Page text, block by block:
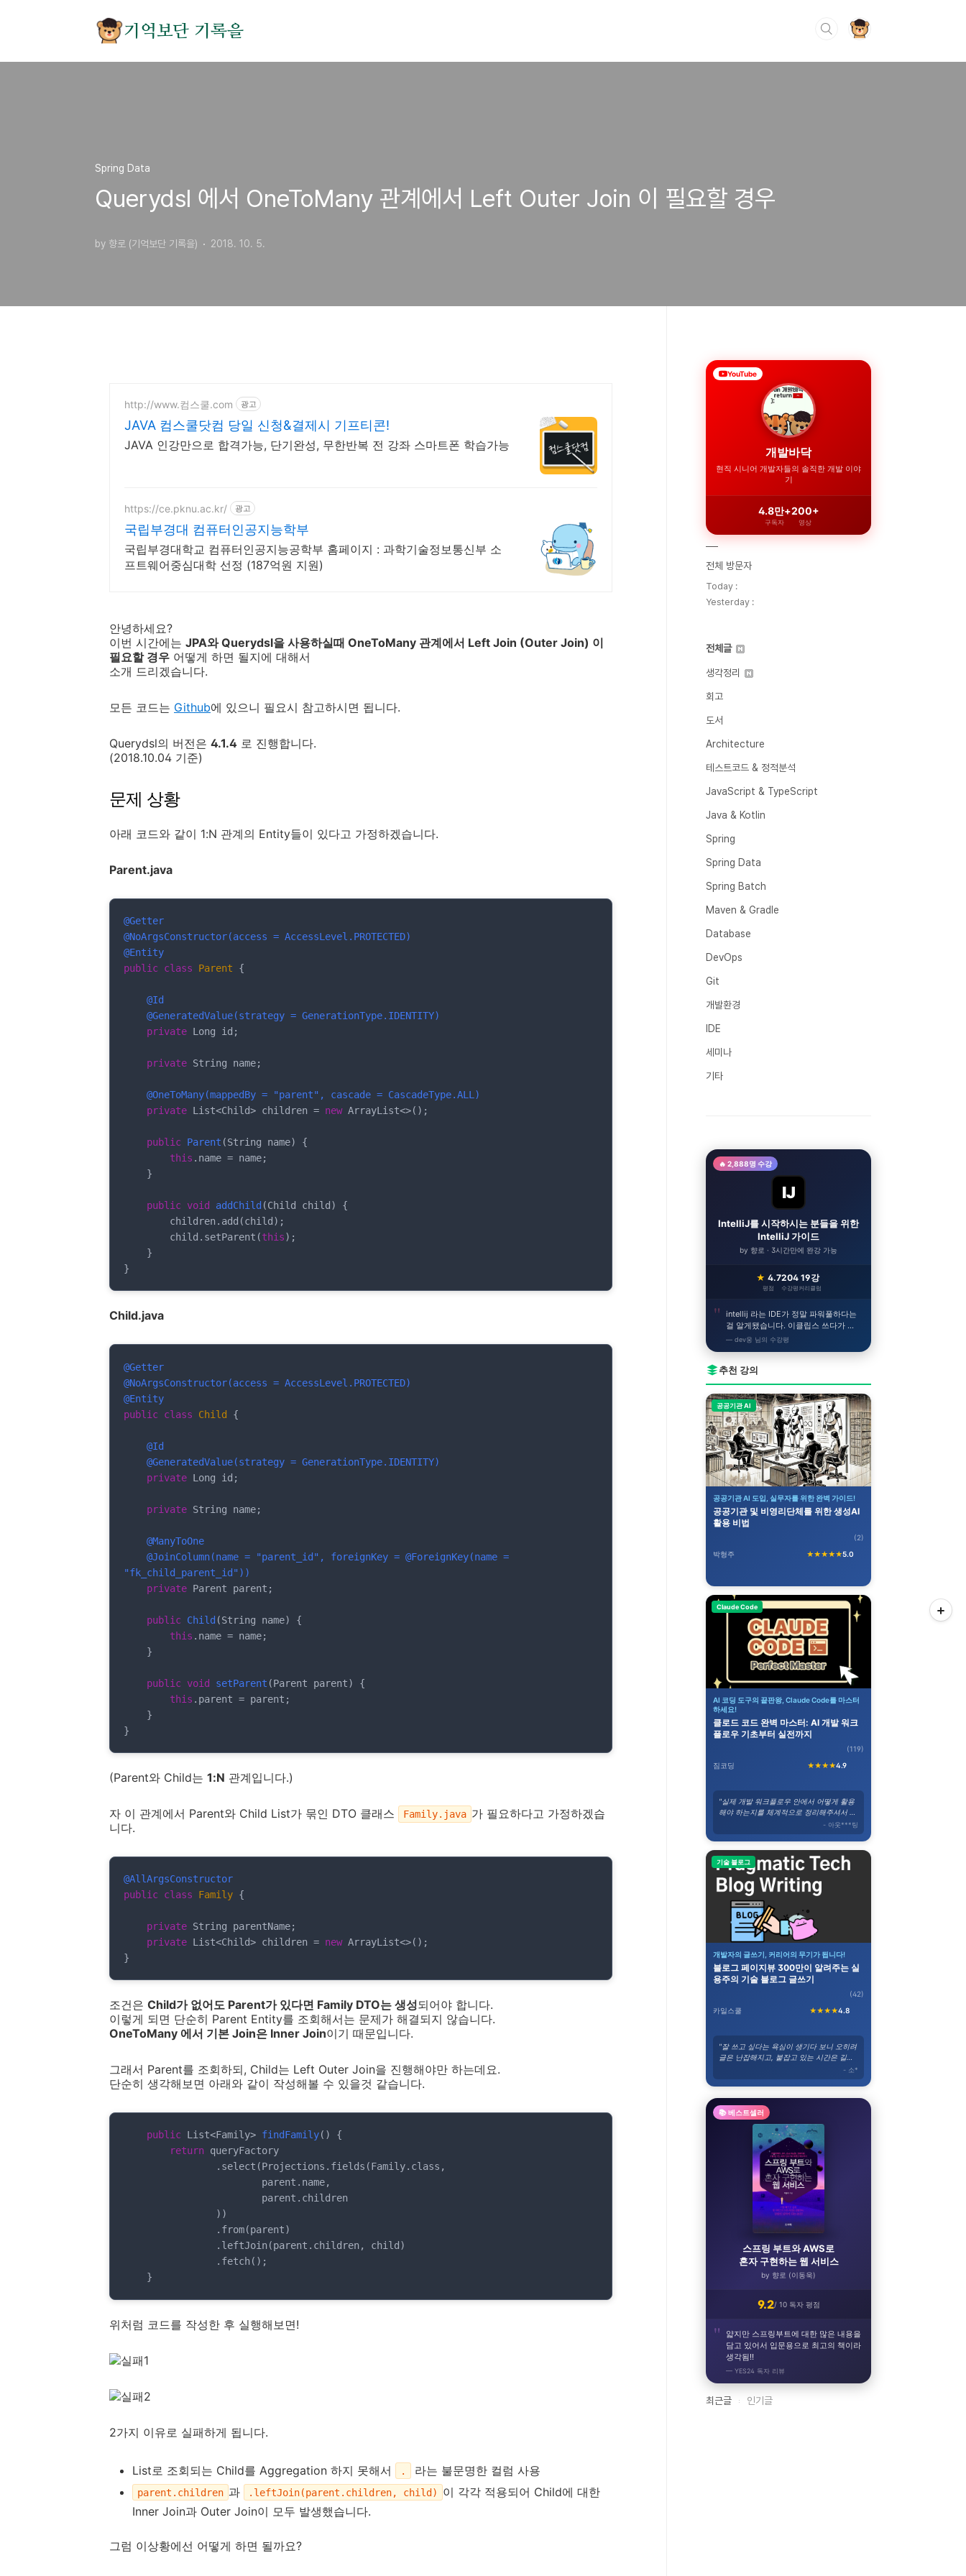
기억보단 기록을
Spring Data
Querydsl 에서 OneToMany 관계에서 Left Outer Join 이 필요할 경우
by 향로 (기억보단 기록을) 2018. 10. 5.
http://www.컴스쿨.com 광고
JAVA 컴스쿨닷컴 당일 신청&결제시 기프티콘!
JAVA 인강만으로 합격가능, 단기완성, 무한반복 전 강좌 스마트폰 학습가능
https://ce.pknu.ac.kr/ 광고
국립부경대 컴퓨터인공지능학부
국립부경대학교 컴퓨터인공지능공학부 홈페이지 : 과학기술정보통신부 소
프트웨어중심대학 선정 (187억원 지원)
안녕하세요?
이번 시간에는 JPA와 Querydsl을 사용하실때 OneToMany 관계에서 Left Join (Outer Join) 이
필요할 경우 어떻게 하면 될지에 대해서
소개 드리겠습니다.
모든 코드는 Github에 있으니 필요시 참고하시면 됩니다.
Querydsl의 버전은 4.1.4 로 진행합니다.
(2018.10.04 기준)
문제 상황
아래 코드와 같이 1:N 관계의 Entity들이 있다고 가정하겠습니다.
Parent.java
@Getter
@NoArgsConstructor(access = AccessLevel.PROTECTED)
@Entity
public class Parent {
@Id
@GeneratedValue(strategy = GenerationType.IDENTITY)
private Long id;
private String name;
@OneToMany(mappedBy = "parent", cascade = CascadeType.ALL)
private List<Child> children = new ArrayList<>();
public Parent (String name)
{
this .name = name;
public void addChild (Child child)
{
        child.setParent(
this);
}
Child.java
@Getter
@NoArgsConstructor(access = AccessLevel.PROTECTED)
@Entity
public class Child {
@Id
@GeneratedValue(strategy = GenerationType.IDENTITY)
private Long id;
private String name;
@ManyToOne
@JoinColumn(name = "parent_id", foreignKey = @ForeignKey(name =
"fk_child_parent_id"))
private Parent parent;
public Child (String name)
{
this .name = name;
public void setParent (Parent parent)
{
this .parent = parent;
}
(Parent와 Child는 1:N 관계입니다.)
자 이 관계에서 Parent와 Child List가 묶인 DTO 클래스 Family.java 가 필요하다고 가정하겠습
니다.
@AllArgsConstructor
public class Family {
private String parentName;
private List<Child> children = new ArrayList<>();
}
조건은 Child가 없어도 Parent가 있다면 Family DTO는 생성되어야 합니다.
이렇게 되면 단순히 Parent Entity를 조회해서는 문제가 해결되지 않습니다.
OneToMany 에서 기본 Join은 Inner Join이기 때문입니다.
그래서 Parent를 조회하되, Child는 Left Outer Join을 진행해야만 하는데요.
단순히 생각해보면 아래와 같이 작성해볼 수 있을것 같습니다.
public List<Family> findFamily()
{
return queryFactory
    }
위처럼 코드를 작성한 후 실행해보면!
2가지 이유로 실패하게 됩니다.
List로 조회되는 Child를 Aggregation 하지 못해서 . 라는 불문명한 컬럼 사용
parent.children 과 .leftJoin(parent.children, child)
이 각각 적용되어 Child에 대한
Inner Join과 Outer Join이 모두 발생했습니다.
그럼 이상황에선 어떻게 하면 될까요?
YouTube
개발바닥
현직 시니어 개발자들의 솔직한 개발 이야
기
4.8만+
구독자
200+
영상
전체 방문자
Today :
Yesterday :
전체글
생각정리
회고
도서
Architecture
테스트코드 & 정적분석
JavaScript & TypeScript
Java & Kotlin
Spring
Spring Data
Spring Batch
Maven & Gradle
Database
DevOps
Git
개발환경
IDE
세미나
기타
🔥 2,888명 수강
IJ
IntelliJ를 시작하시는 분들을 위한
IntelliJ 가이드
by 향로 · 3시간만에 완강 가능
★ 4.7
평점
204
수강평
19강
커리큘럼
intellij 라는 IDE가 정말 파워풀하다는
걸 알게됐습니다. 이클립스 쓰다가 이
거 쓰니까 얼른 개발하고싶어지네요!
— dev웅 님의 수강평
추천 강의
공공기관 AI
공공기관 AI 도입, 실무자를 위한 완벽 가이드!
공공기관 및 비영리단체를 위한 생성AI
활용 비법
박형주 ★★★★★5.0
(2)
Claude Code
AI 코딩 도구의 끝판왕, Claude Code를 마스터
하세요!
클로드 코드 완벽 마스터: AI 개발 워크
플로우 기초부터 실전까지
짐코딩 ★★★★4.9
(119)
"실제 개발 워크플로우 안에서 어떻게 활용
해야 하는지를 체계적으로 정리해주셔서 바
- 아웃***팅
기술 블로그
개발자의 글쓰기, 커리어의 무기가 됩니다!
블로그 페이지뷰 300만이 알려주는 실
용주의 기술 블로그 글쓰기
카일스쿨 ★★★★4.8
(42)
"잘 쓰고 싶다는 욕심이 생기다 보니 오히려
글은 난잡해지고, 붙잡고 있는 시간은 길어
졌다. 그런 와중에 이 강의를 듣게 되었고,
위의 고민들이 바로 해결되었다."
- 소*
📚 베스트셀러
스프링 부트와 AWS로
혼자 구현하는 웹 서비스
by 향로 (이동욱)
9.2/ 10 독자 평점
얇지만 스프링부트에 대한 많은 내용을
담고 있어서 입문용으로 최고의 책이라
생각됨!!
— YES24 독자 리뷰
최근글 인기글